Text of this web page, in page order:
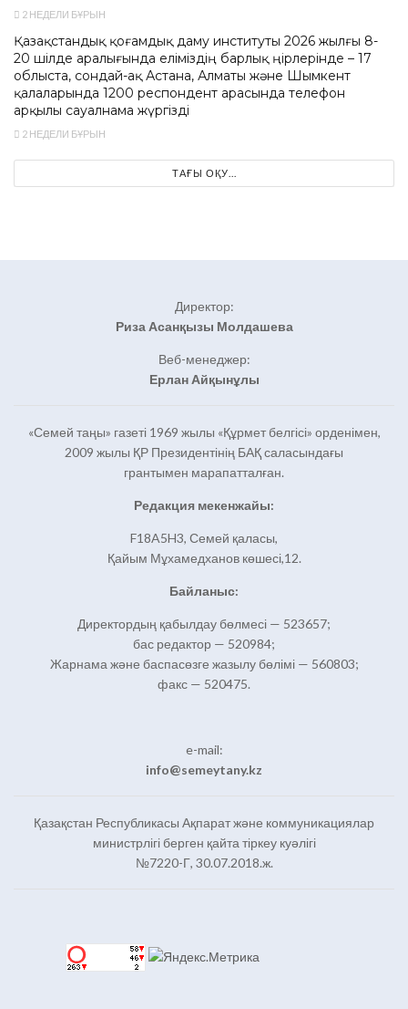
2 НЕДЕЛИ БҰРЫН
Қазақстандық қоғамдық даму институты 2026 жылғы 8-
20 шілде аралығында еліміздің барлық өңірлерінде – 17
облыста, сондай-ақ Астана, Алматы және Шымкент
қалаларында 1200 респондент арасында телефон
арқылы сауалнама жүргізді
2 НЕДЕЛИ БҰРЫН
ТАҒЫ ОҚУ...
Директор:
Риза Асанқызы Молдашева
Веб-менеджер:
Ерлан Айқынұлы
«Семей таңы» газеті 1969 жылы «Құрмет белгісі» орденімен,
2009 жылы ҚР Президентінің БАҚ саласындағы
грантымен марапатталған.
Редакция мекенжайы:
F18A5H3, Семей қаласы,
Қайым Мұхамедханов көшесі,12.
Байланыс:
Директордың қабылдау бөлмесі — 523657;
бас редактор — 520984;
Жарнама және баспасөзге жазылу бөлімі — 560803;
факс — 520475.
e-mail:
info@semeytany.kz
Қазақстан Республикасы Ақпарат және коммуникациялар
министрлігі берген қайта тіркеу куәлігі
№7220-Г, 30.07.2018.ж.